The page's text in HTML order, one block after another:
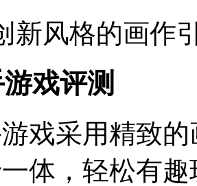
新风格的画作
戏评测
戏采用精致
体，轻松有